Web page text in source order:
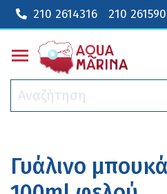
210 2614316 210
Toggle main menu visibility
Γυάλινο